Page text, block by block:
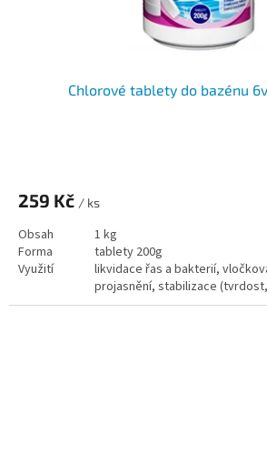
Chlorové tablety do bazénu
259 Kč / ks
Obsah
1 kg
Forma
tablety 200g
Využití
likvidace řas a bakterií,
projasnění, stabilizace
zamezení usazeninám